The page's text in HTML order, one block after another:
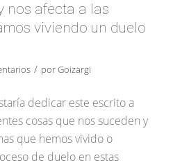
nos afecta a las
viviendo un duelo
/ porGoizargi
dedicar este escrito a
cosas que nos suceden y
que hemos vivido o
de duelo en estas